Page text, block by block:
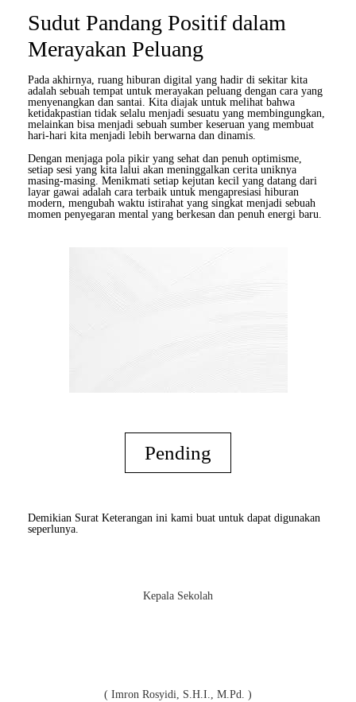
Sudut Pandang Positif dalam
Merayakan Peluang
Pada akhirnya, ruang hiburan digital yang hadir di sekitar kita
adalah sebuah tempat untuk merayakan peluang dengan cara yang
menyenangkan dan santai. Kita diajak untuk melihat bahwa
ketidakpastian tidak selalu menjadi sesuatu yang membingungkan,
melainkan bisa menjadi sebuah sumber keseruan yang membuat
hari-hari kita menjadi lebih berwarna dan dinamis.
Dengan menjaga pola pikir yang sehat dan penuh optimisme,
setiap sesi yang kita lalui akan meninggalkan cerita uniknya
masing-masing. Menikmati setiap kejutan kecil yang datang dari
layar gawai adalah cara terbaik untuk mengapresiasi hiburan
modern, mengubah waktu istirahat yang singkat menjadi sebuah
momen penyegaran mental yang berkesan dan penuh energi baru.
Pending
Demikian Surat Keterangan ini kami buat untuk dapat digunakan
seperlunya.
Kepala Sekolah
( Imron Rosyidi, S.H.I., M.Pd. )